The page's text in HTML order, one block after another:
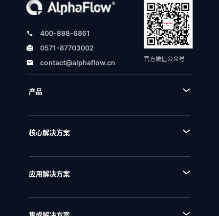
400-888-6861
0571-87703002
contact@alphaflow.cn
官方微信公众号
产品
■ BPI流程挖掘分析平台
■ BPE流程引擎
核心解决方案
■ 流程资产管理
■ 流程运行和自动化
应用解决方案